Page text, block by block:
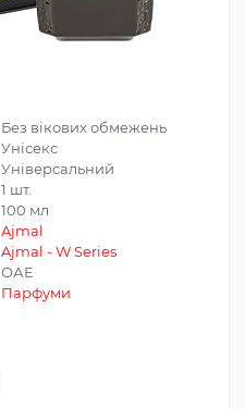
Без вікових обмежень
Унісекс
Універсальний
1 шт.
100 мл
Ajmal
Ajmal - W Series
ОАЕ
Парфуми